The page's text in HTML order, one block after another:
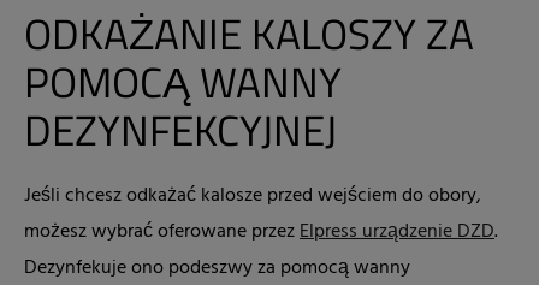
ODKAŻANIE KALOSZY ZA
POMOCĄ WANNY
DEZYNFEKCYJNEJ
Jeśli chcesz odkażać kalosze przed wejściem do obory,
możesz wybrać oferowane przezElpress urządzenie DZD.
Dezynfekuje ono podeszwy za pomocą wanny